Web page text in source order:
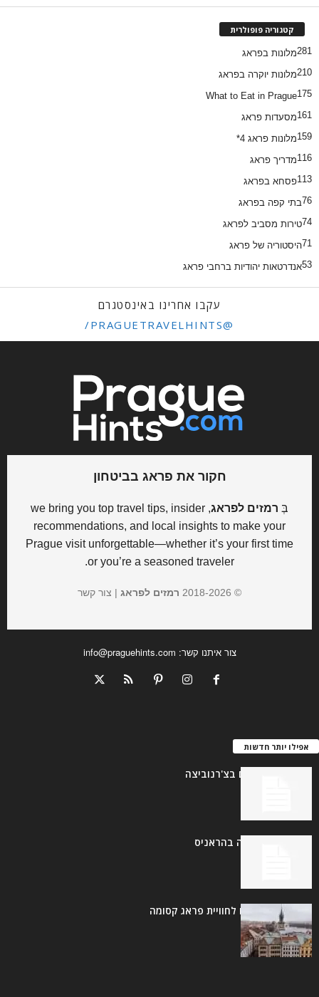
קטגוריה פופולרית
מלונות בפראג281
מלונות יוקרה בפראג210
What to Eat in Prague175
מסעדות פראג161
מלונות פראג 4*159
מדריך פראג116
פסחא בפראג113
בתי קפה בפראג76
טירות מסביב לפראג74
היסטוריה של פראג71
אנדרטאות יהודיות ברחבי פראג53
עקבו אחרינו באינסטגרם
@PRAGUETRAVELHINTS/
חקור את פראג בביטחון
בְּ רמזים לפראג , we bring you top travel tips, insider
recommendations, and local insights to make your
Prague visit unforgettable—whether it’s your first time
or you’re a seasoned traveler.
© 2018-
2026 רמזים לפראג | צור קשר
צור איתנו קשר: info@praguehints.com
אפילו יותר חדשות
אנדרטת היהודים בצ'רנוביצה
בית הכנסת גלריה בהראניס
מסלול של 3 ימים לחוויית פראג קסומה